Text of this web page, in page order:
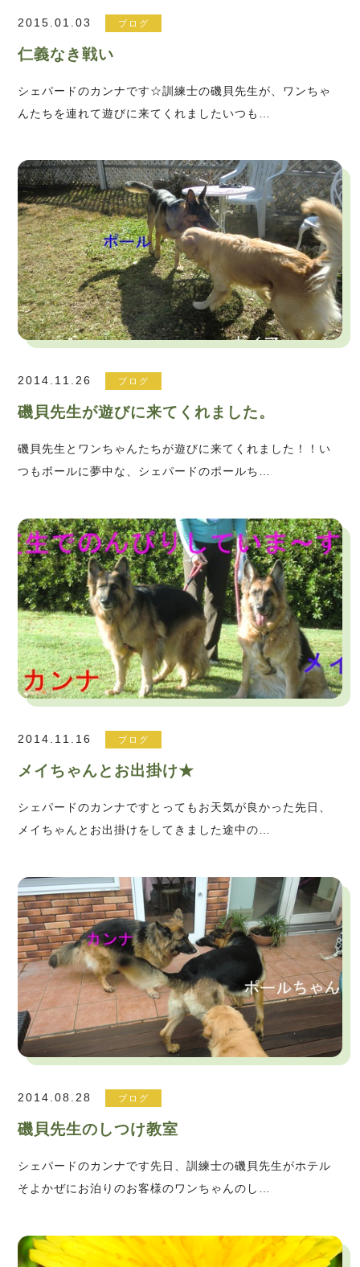
2015.01.03 ブログ
仁義なき戦い
シェパードのカンナです☆訓練士の磯貝先生が、ワンちゃ
んたちを連れて遊びに来てくれましたいつも…
2014.11.26 ブログ
磯貝先生が遊びに来てくれました。
磯貝先生とワンちゃんたちが遊びに来てくれました！！い
つもボールに夢中な、シェパードのポールち…
2014.11.16 ブログ
メイちゃんとお出掛け★
シェパードのカンナですとってもお天気が良かった先日、
メイちゃんとお出掛けをしてきました途中の…
2014.08.28 ブログ
磯貝先生のしつけ教室
シェパードのカンナです先日、訓練士の磯貝先生がホテル
そよかぜにお泊りのお客様のワンちゃんのし…